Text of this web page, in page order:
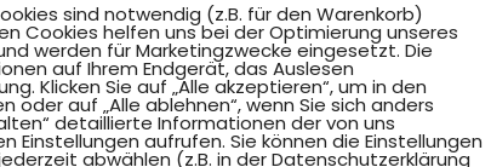
sind notwendig (z.B. für den Warenkorb)
Cookies helfen uns bei der Optimierung unseres
werden für Marketingzwecke eingesetzt. Die
auf Ihrem Endgerät, das Auslesen
Klicken Sie auf „Alle akzeptieren“, um in den
auf „Alle ablehnen“, wenn Sie sich anders
detaillierte Informationen der von uns
aufrufen. Sie können die Einstellungen
abwählen (z.B. in der Datenschutzerklärung